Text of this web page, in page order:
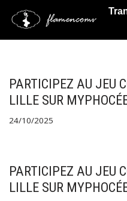
Saltar
PARTICIPEZ AU JEU
LILLE SUR
24/10/2025
PARTICIPEZ AU JEU
LILLE SUR